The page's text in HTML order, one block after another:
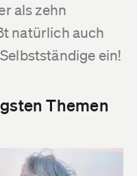
als zehn
natürlich auch
ein!
Themen